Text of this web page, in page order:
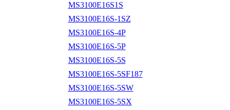
MS3100E16S1S
MS3100E16S-1SZ
MS3100E16S-4P
MS3100E16S-5P
MS3100E16S-5S
MS3100E16S-5SF187
MS3100E16S-5SW
MS3100E16S-5SX